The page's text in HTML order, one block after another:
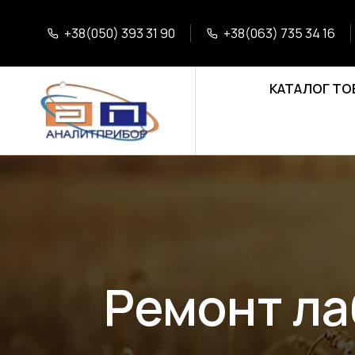
+38(050) 393 31 90 +38(063) 735 34 16
КАТАЛОГ
Ремонт